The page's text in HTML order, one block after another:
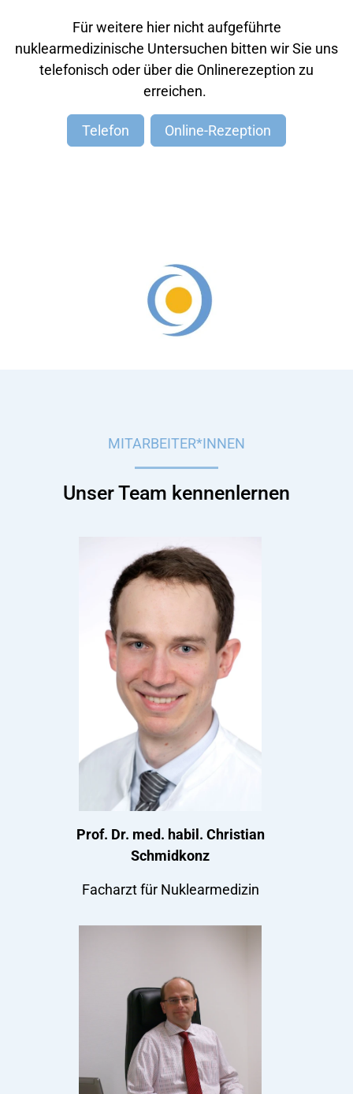
Für weitere hier nicht aufgeführte
nuklearmedizinische Untersuchen bitten wir Sie uns
telefonisch oder über die Onlinerezeption zu
erreichen.
Telefon Online-Rezeption
MITARBEITER*INNEN
Unser Team kennenlernen
Prof. Dr. med. habil. Christian
Schmidkonz
Facharzt für Nuklearmedizin